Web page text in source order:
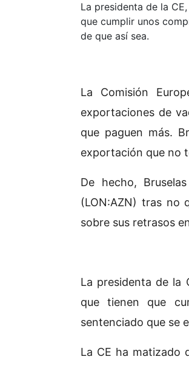
La presidenta de la
que cumplir unos
de que así sea.
La Comisión
exportaciones de
que paguen más.
exportación que no
De hecho,
(LON:AZN) tras no
sobre sus retrasos
La presidenta de la
que tienen que
sentenciado que se
La CE ha matizado